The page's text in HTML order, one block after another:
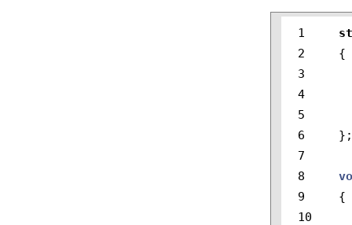
1
2
3
4
5
6
7
8
9
10
{
{